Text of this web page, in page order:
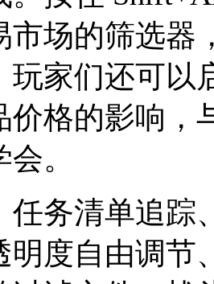
市场的筛选器
玩家们还可以
价格的影响，
。
清单追踪
明度自由调节